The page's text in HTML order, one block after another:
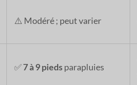
⚠️ Modéré ; peut varier
✅7 à 9 pieds parapluies